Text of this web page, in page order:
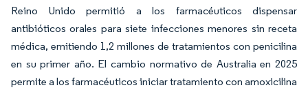
Reino Unido permitió a los farmacéuticos dispensar
antibióticos orales para siete infecciones menores sin receta
médica, emitiendo 1,2 millones de tratamientos con penicilina
en su primer año. El cambio normativo de Australia en 2025
permite a los farmacéuticos iniciar tratamiento con amoxicilina